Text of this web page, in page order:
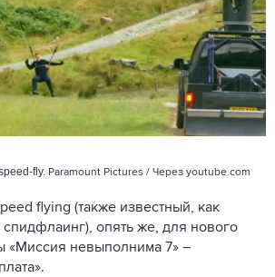
fly. Paramount Pictures / Через youtube.com
flying (также известный, как
спидфлаинг), опять же, для нового
невыполнима 7» –